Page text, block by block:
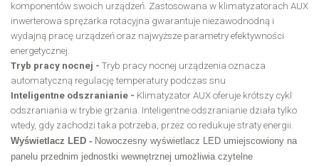
komponentów swoich urządzeń. Zastosowana w klimatyzatorach AUX
inwerterowa sprężarka rotacyjna gwarantuje niezawodnodną i
wydajną pracę urządzeń oraz najwyższe parametry efektywności
energetycznej.
Tryb pracy nocnej - Tryb pracy nocnej urządzenia oznacza
automatyczną regulację temperatury podczas snu
Inteligentne odszranianie - Klimatyzator AUX oferuje krótszy cykl
odszraniania w trybie grzania. Inteligentne odszranianie działa tylko
wtedy, gdy zachodzi taka potrzeba, przez co redukuje straty energii.
Wyświetlacz LED - Nowoczesny wyświetlacz LED umiejscowiony na
panelu przednim jednostki wewnętrznej umożliwia czytelne